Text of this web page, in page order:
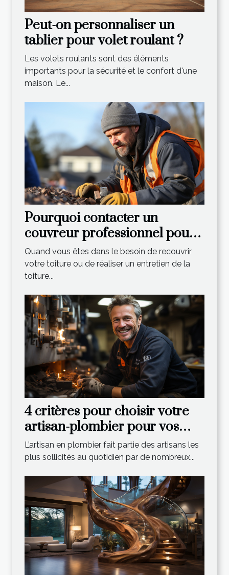
Peut-on personnaliser un
tablier pour volet roulant ?
Les volets roulants sont des éléments
importants pour la sécurité et le confort d'une
maison. Le...
Pourquoi contacter un
couvreur professionnel pour
les différents travaux de
toiture ?
Quand vous êtes dans le besoin de recouvrir
votre toiture ou de réaliser un entretien de la
toiture...
4 critères pour choisir votre
artisan-plombier pour vos
travaux sanitaire
L’artisan en plombier fait partie des artisans les
plus sollicités au quotidien par de nombreux...